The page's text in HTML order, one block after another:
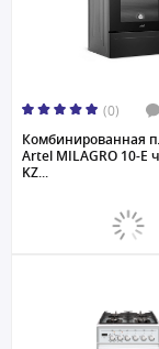
(0)
Комбинированная
Artel MILAGRO 10-E
KZ...